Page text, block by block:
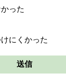
った
にくかった